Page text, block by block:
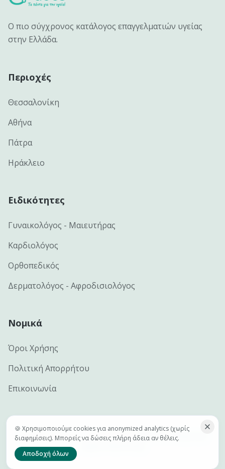
Ο πιο σύγχρονος κατάλογος επαγγελματιών υγείας
στην Ελλάδα.
Περιοχές
Θεσσαλονίκη
Αθήνα
Πάτρα
Ηράκλειο
Ειδικότητες
Γυναικολόγος - Μαιευτήρας
Καρδιολόγος
Ορθοπεδικός
Δερματολόγος - Αφροδισιολόγος
Νομικά
Όροι Χρήσης
Πολιτική Απορρήτου
Επικοινωνία
©2026e-docs.gr — Handcrafted by Netclick · Advanced
🍪 Χρησιμοποιούμε cookies για anonymized analytics (χωρίς
διαφημίσεις). Μπορείς να δώσεις πλήρη άδεια αν θέλεις.
Αποδοχή όλων